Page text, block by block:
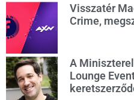
Visszatér
Crime,
A
Lounge